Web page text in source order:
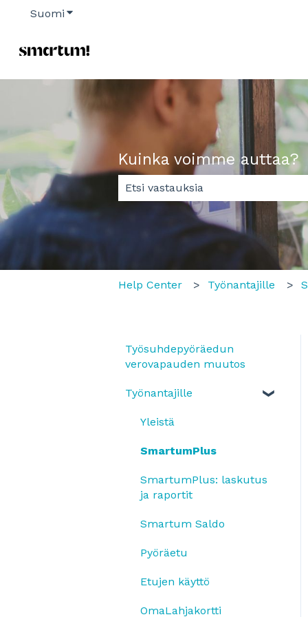
Suomi Näytä käännöksien alavalikko
Kuinka voimme auttaa?
Ehdotuksia ei ole, koska
Help Center Työnantajille
Työsuhdepyöräedun
verovapauden muutos
Työnantajille
Yleistä
SmartumPlus
SmartumPlus: laskutus
ja raportit
Smartum Saldo
Pyöräetu
Etujen käyttö
OmaLahjakortti